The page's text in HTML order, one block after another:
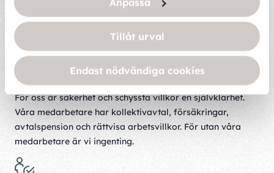
Tillåt urval
Endast nödvändiga cookies
Våra medarbetare har kollektivavtal och
schyssta villkor
För oss är säkerhet och schyssta villkor en självklarhet.
Våra medarbetare har kollektivavtal, försäkringar,
avtalspension och rättvisa arbetsvillkor. För utan våra
medarbetare är vi ingenting.